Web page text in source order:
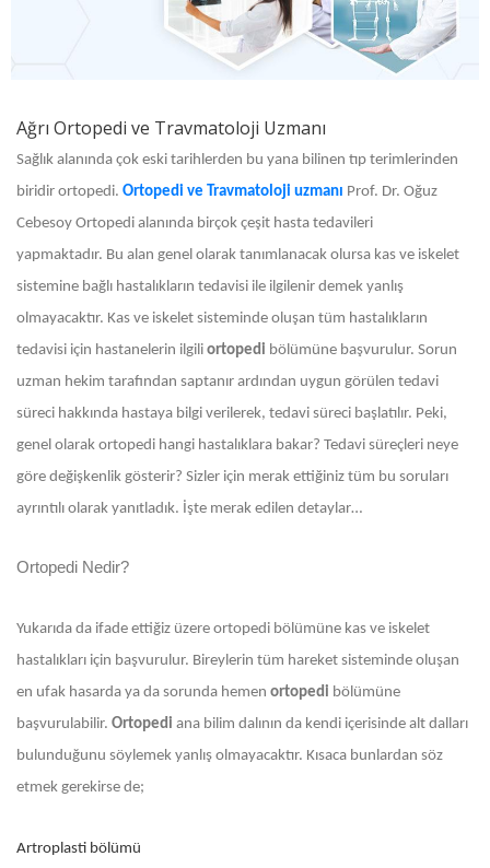
Ağrı Ortopedi ve Travmatoloji Uzmanı
Sağlık alanında çok eski tarihlerden bu yana bilinen tıp terimlerinden
biridir ortopedi. Ortopedi ve Travmatoloji uzmanı Prof. Dr. Oğuz
Cebesoy Ortopedi alanında birçok çeşit hasta tedavileri
yapmaktadır. Bu alan genel olarak tanımlanacak olursa kas ve iskelet
sistemine bağlı hastalıkların tedavisi ile ilgilenir demek yanlış
olmayacaktır. Kas ve iskelet sisteminde oluşan tüm hastalıkların
tedavisi için hastanelerin ilgili ortopedi bölümüne başvurulur. Sorun
uzman hekim tarafından saptanır ardından uygun görülen tedavi
süreci hakkında hastaya bilgi verilerek, tedavi süreci başlatılır. Peki,
genel olarak ortopedi hangi hastalıklara bakar? Tedavi süreçleri neye
göre değişkenlik gösterir? Sizler için merak ettiğiniz tüm bu soruları
ayrıntılı olarak yanıtladık. İşte merak edilen detaylar…
Ortopedi Nedir?
Yukarıda da ifade ettiğiz üzere ortopedi bölümüne kas ve iskelet
hastalıkları için başvurulur. Bireylerin tüm hareket sisteminde oluşan
en ufak hasarda ya da sorunda hemen ortopedi bölümüne
başvurulabilir. Ortopedi ana bilim dalının da kendi içerisinde alt dalları
bulunduğunu söylemek yanlış olmayacaktır. Kısaca bunlardan söz
etmek gerekirse de;
Artroplasti bölümü